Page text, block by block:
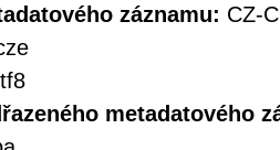
záznamu: CZ-
metadatového